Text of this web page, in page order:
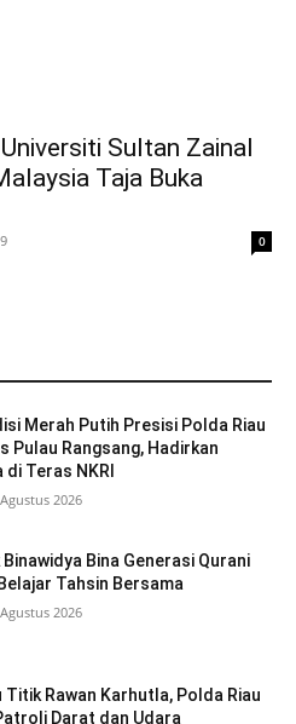
Sultan Zainal
Taja Buka
0
Merah Putih Presisi Polda Riau
Pulau Rangsang, Hadirkan
di Teras NKRI
2026
Bina Generasi Qurani
Tahsin Bersama
2026
Titik Rawan Karhutla, Polda Riau
Darat dan Udara